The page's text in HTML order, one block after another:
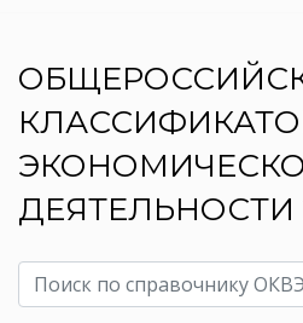
ДЕЯТЕЛЬНОСТИ